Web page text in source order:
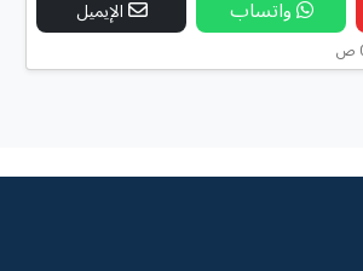
واتساب الإيميل